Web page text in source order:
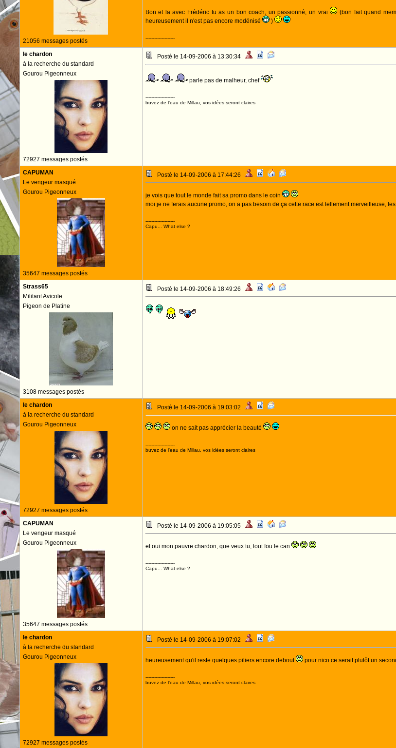
21056 messages postés
Bon et la avec Frédéric tu as un bon coach, un passionné, un vrai (bon fait quand
heureusement il n'est pas encore modénisé
)
--------------------
le chardon
à la recherche du standard
Gourou Pigeonneux
72927 messages postés
Posté le 14-09-2006 à 13:30:34
parle pas de malheur, chef
--------------------
buvez de l'eau de Millau, vos idées seront claires
CAPUMAN
Le vengeur masqué
Gourou Pigeonneux
35647 messages postés
Posté le 14-09-2006 à 17:44:26
je vois que tout le monde fait sa promo dans le coin
moi je ne ferais aucune promo, on a pas besoin de ça cette race est tellement merveilleuse,
--------------------
Capu... What else ?
Strass65
Militant Avicole
Pigeon de Platine
3108 messages postés
Posté le 14-09-2006 à 18:49:26
le chardon
à la recherche du standard
Gourou Pigeonneux
72927 messages postés
Posté le 14-09-2006 à 19:03:02
on ne sait pas apprécier la beauté
--------------------
buvez de l'eau de Millau, vos idées seront claires
CAPUMAN
Le vengeur masqué
Gourou Pigeonneux
35647 messages postés
Posté le 14-09-2006 à 19:05:05
et oui mon pauvre chardon, que veux tu, tout fou le can
--------------------
Capu... What else ?
le chardon
à la recherche du standard
Gourou Pigeonneux
72927 messages postés
Posté le 14-09-2006 à 19:07:02
heureusement qu'il reste quelques piliers encore debout pour nico ce serait plutôt un
--------------------
buvez de l'eau de Millau, vos idées seront claires